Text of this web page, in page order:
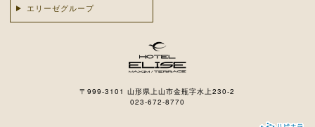
エリーゼグループ
〒999-3101 山形県上山市金瓶字水上230-2
023-672-8770